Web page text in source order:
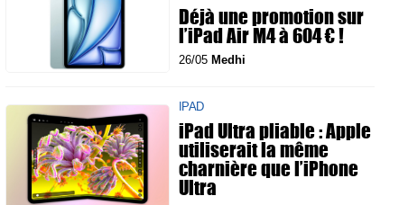
Déjà une promotion sur
l’iPad Air M4 à 604 € !
26/05 Medhi
IPAD
iPad Ultra pliable : Apple
utiliserait la même
charnière que l’iPhone
Ultra